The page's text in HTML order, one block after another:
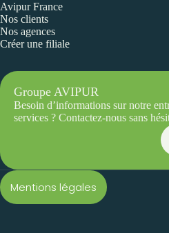
Avipur France
Nos clients
Nos agences
Créer une filiale
Groupe AVIPUR
Besoin d’informations sur notre
services ? Contactez-nous sans
Mentions légales